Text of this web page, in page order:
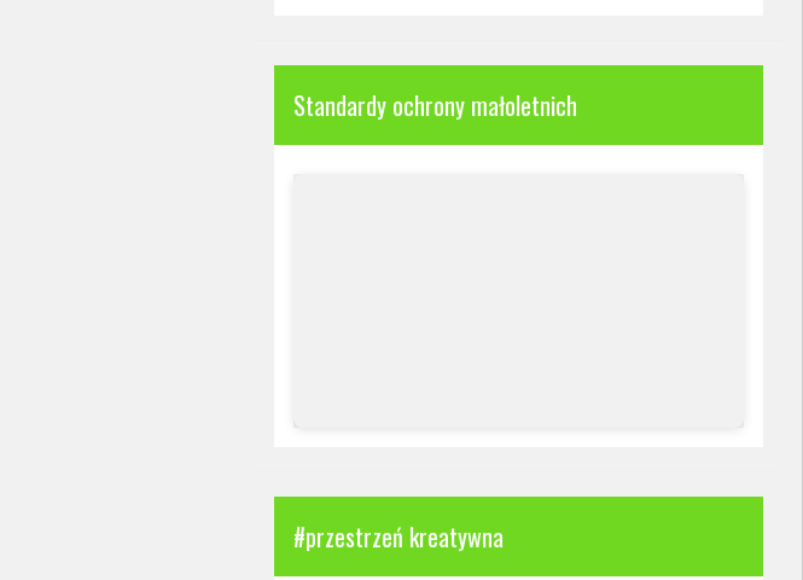
Standardy ochrony małoletnich
#przestrzeń kreatywna